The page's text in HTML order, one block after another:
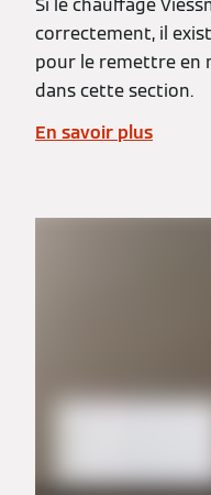
Si le chauffage
correctement, il
pour le remettre en
dans cette section.
En savoir plus